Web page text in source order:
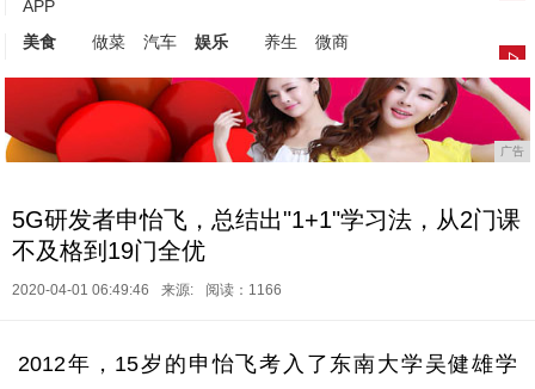
APP
美食
做菜 汽车 娱乐 养生 微商
广告
5G研发者申怡飞，总结出"1+1"学习法，从2门课
不及格到19门全优
2020-04-01 06:49:46 来源: 阅读：1166
2012年，15岁的申怡飞考入了东南大学吴健雄学